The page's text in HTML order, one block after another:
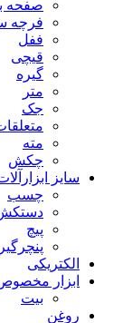
صفحه
فرچه
ففل
قیچی
گیره
متر
جک
مته
چکش
سایز
چسب
دستکش
پیچ
الکتریکی
ابزار
بیت
روغن